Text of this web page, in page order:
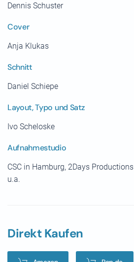
Dennis Schuster
Cover
Anja Klukas
Schnitt
Daniel Schiepe
Layout, Typo und Satz
Ivo Scheloske
Aufnahmestudio
CSC in Hamburg, 2Days
u.a.
Direkt Kaufen